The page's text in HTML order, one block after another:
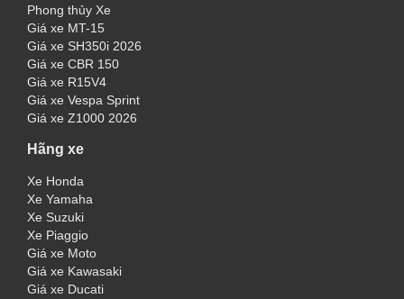
Phong thủy Xe
Giá xe MT-15
Giá xe SH350i 2026
Giá xe CBR 150
Giá xe R15V4
Giá xe Vespa Sprint
Giá xe Z1000 2026
Hãng xe
Xe Honda
Xe Yamaha
Xe Suzuki
Xe Piaggio
Giá xe Moto
Giá xe Kawasaki
Giá xe Ducati